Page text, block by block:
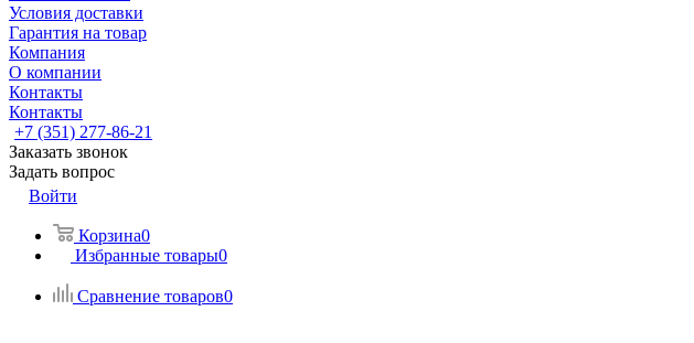
Условия доставки
Гарантия на товар
Компания
О компании
Контакты
Контакты
+7 (351) 277-86-21
Заказать звонок
Задать вопрос
Войти
Корзина0
Избранные товары0
Сравнение товаров0